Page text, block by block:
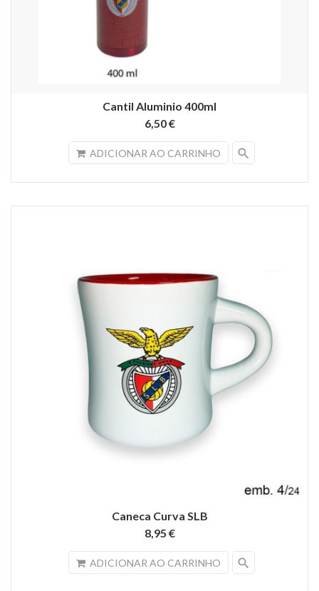
Cantil Aluminio 400ml
6,50 €
ADICIONAR AO CARRINHO search
Caneca Curva SLB
8,95 €
ADICIONAR AO CARRINHO search